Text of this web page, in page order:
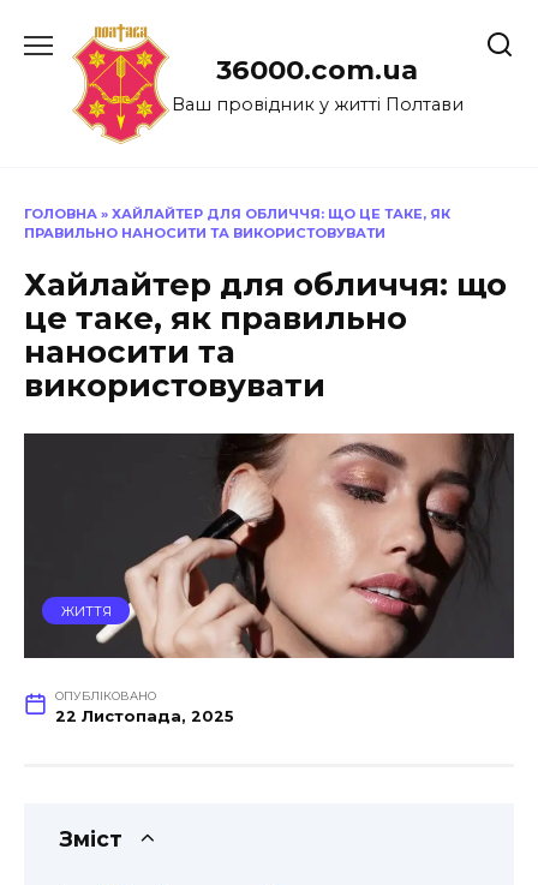
до
36000.com.ua
Ваш провідник у житті Полтави
ГОЛОВНА » ХАЙЛАЙТЕР ДЛЯ ОБЛИЧЧЯ: ЩО ЦЕ ТАКЕ, ЯК
ПРАВИЛЬНО НАНОСИТИ ТА ВИКОРИСТОВУВАТИ
Хайлайтер для обличчя: що
це таке, як правильно
наносити та
використовувати
ЖИТТЯ
ОПУБЛІКОВАНО
22 Листопада, 2025
Зміст